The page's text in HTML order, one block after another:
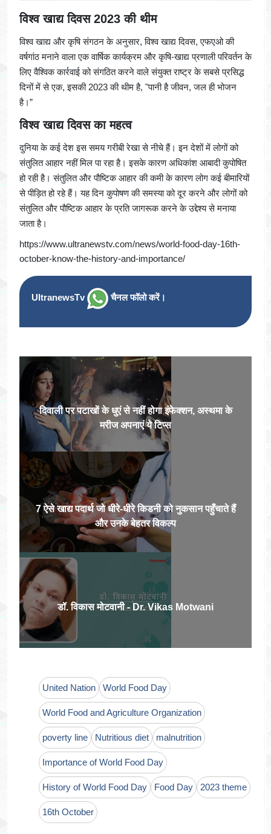
विश्व खाद्य दिवस 2023 की थीम
विश्व खाद्य और कृषि संगठन के अनुसार, विश्व खाद्य दिवस, एफएओ की
वर्षगांठ मनाने वाला एक वार्षिक कार्यक्रम और कृषि-खाद्य प्रणाली परिवर्तन के
लिए वैश्विक कार्रवाई को संगठित करने वाले संयुक्त राष्ट्र के सबसे प्रसिद्ध
दिनों में से एक, इसकी 2023 की थीम है, "पानी है जीवन, जल ही भोजन
है।”
विश्व खाद्य दिवस का महत्व
दुनिया के कई देश इस समय गरीबी रेखा से नीचे हैं। इन देशों में लोगों को
संतुलित आहार नहीं मिल पा रहा है। इसके कारण अधिकांश आबादी कुपोषित
हो रही है। संतुलित और पौष्टिक आहार की कमी के कारण लोग कई बीमारियों
से पीड़ित हो रहे हैं। यह दिन कुपोषण की समस्या को दूर करने और लोगों को
संतुलित और पौष्टिक आहार के प्रति जागरूक करने के उद्देश्य से मनाया
जाता है।
https://www.ultranewstv.com/news/world-food-day-16th-
october-know-the-history-and-importance/
UltranewsTv चैनल फॉलो करें।
दिवाली पर पटाखों के धुएं से नहीं होगा इंफेक्शन, अस्थमा के
मरीज अपनाएं ये टिप्स
7 ऐसे खाद्य पदार्थ जो धीरे-धीरे किडनी को नुकसान पहुँचाते हैं
और उनके बेहतर विकल्प
डॉ. विकास मोटवानी - Dr. Vikas Motwani
United Nation World Food Day
World Food and Agriculture Organization
poverty line Nutritious diet malnutrition
Importance of World Food Day
History of World Food Day Food Day 2023 theme
16th October